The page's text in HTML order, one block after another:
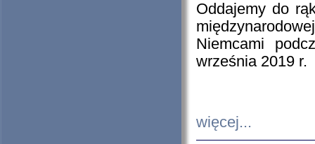
Oddajemy do
Niemcami
września 2019 r.
więcej...